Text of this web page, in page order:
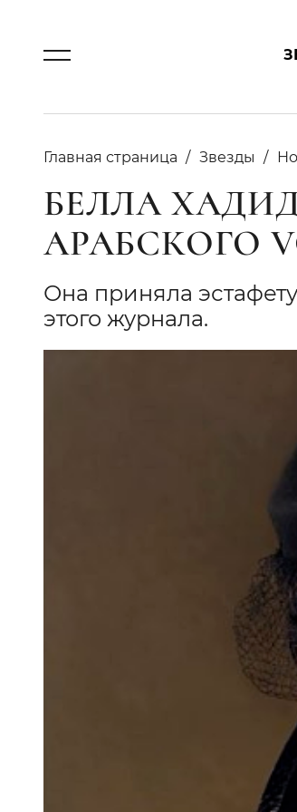
Главная страница Звезды
БЕЛЛА
АРАБСКОГО
Она приняла
этого журнала.